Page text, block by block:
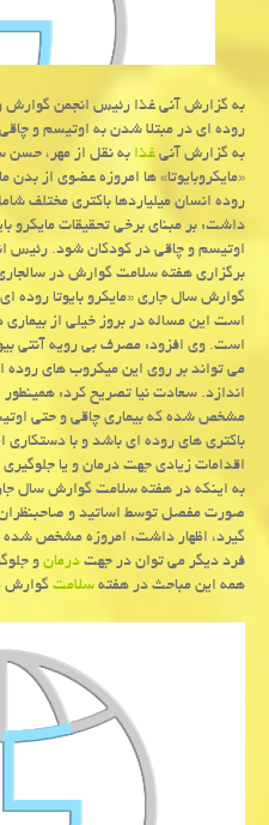
به گزارش آنی غذا رئیس انجمن گوارش و
روده ای در مبتلا شدن به اوتیسم و چاقی
به گزارش آنیغذابه نقل از مهر، حسن
«مایکروبایوتا» ها امروزه عضوی از
روده انسان میلیاردها باکتری مختلف
داشت: بر مبنای برخی تحقیقات مایکرو
اوتیسم و چاقی در کودکان شود. رئیس
برگزاری هفته سلامت گوارش در
گوارش سال جاری «مایکرو بایوتا روده
است این مساله در بروز خیلی از بیماری
است. وی افزود: مصرف بی رویه آنتی
می تواند بر روی این میکروب های روده
اندازد. سعادت نیا تصریح کرد: همینطور
مشخص شده که بیماری چاقی و حتی
باکتری های روده ای باشد و با دستکاری
اقدامات زیادی جهت درمان و یا جلوگیری
به اینکه در هفته سلامت گوارش سال
صورت مفصل توسط اساتید و
گیرد، اظهار داشت: امروزه مشخص شده که
فرد دیگر می توان در جهتدرمانو
همه این مباحث در هفتهسلامتگوارش